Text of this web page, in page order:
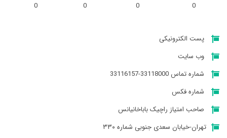
0
0
0
0
پست الکترونیکی
وب سایت
شماره تماس 33118000-33116157
شماره فکس
صاحب امتیاز راچیک باباخانیانس
تهران-خیابان سعدی جنوبی شماره ۳۳۰